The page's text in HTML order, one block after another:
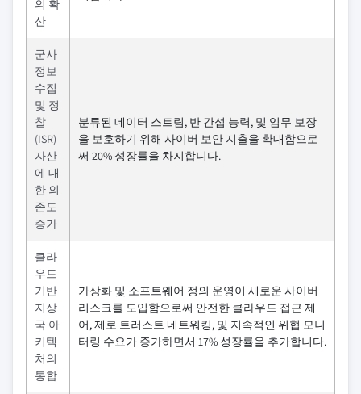
의 확
산
군사
정보
수집
및 정
찰
(ISR)
자산
에 대
한 의
존도
증가
분류된 데이터 스트림, 반 간섭 능력, 및 임무 보장
을 보호하기 위해 사이버 보안 지출을 확대함으로
써 20% 성장률을 차지합니다.
클라
우드
기반
지상
국 아
키텍
처의
통합
가상화 및 소프트웨어 정의 운영이 새로운 사이버
리스크를 도입함으로써 안전한 클라우드 접근 제
어, 제로 트러스트 네트워킹, 및 지속적인 위협 모니
터링 수요가 증가하면서 17% 성장률을 추가합니다.